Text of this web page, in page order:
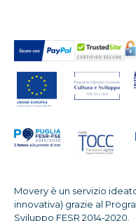
Movery è un servizio
innovativa) grazie al
Sviluppo FESR 2014-2020.